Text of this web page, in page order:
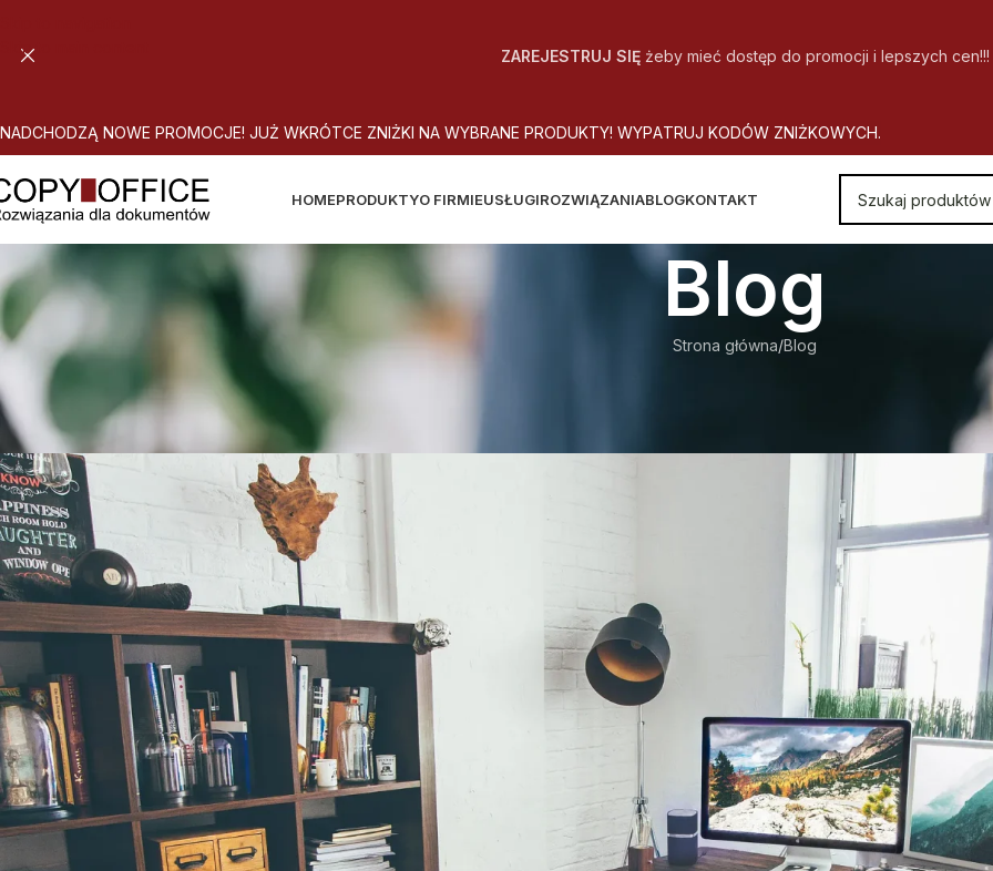
Skip to main content
ZAREJESTRUJ SIĘżeby mieć dostęp do promocji i lepszych cen!!!
NADCHODZĄ NOWE PROMOCJE! JUŻ WKRÓTCE ZNIŻKI NA WYBRANE PRODUKTY! WYPATRUJ KODÓW ZNIŻKOWYCH.
HOMEPRODUKTYO FIRMIEUSŁUGIROZWIĄZANIABLOGKONTAKT
Blog
Strona główna Blog
Uwolnij pracowników z korzyścią dla firmy